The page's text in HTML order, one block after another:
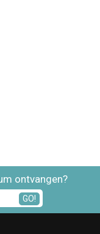
ontvangen?
GO!